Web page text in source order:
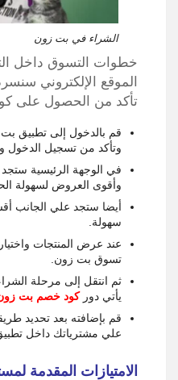
الشراء في بت زون
خطوات التسوق داخل
الموقع الإلكتروني
تأكد من الحصول على
قم بالدخول إلى تطبيق
وتأكد من تسجيل الدخول
في الوجهة الرئيسية
وأقوى العروض لسهولة
أيضا ستجد علي الجانب
سهولة.
عند عرض المنتجات
تسوق بت زون.
ثم انتقل إلى مرحلة
يأتي دوركود خصم بت
قم بإضافته بعد تحديد
علي مشترياتك داخل
الامتيازات المقدمة